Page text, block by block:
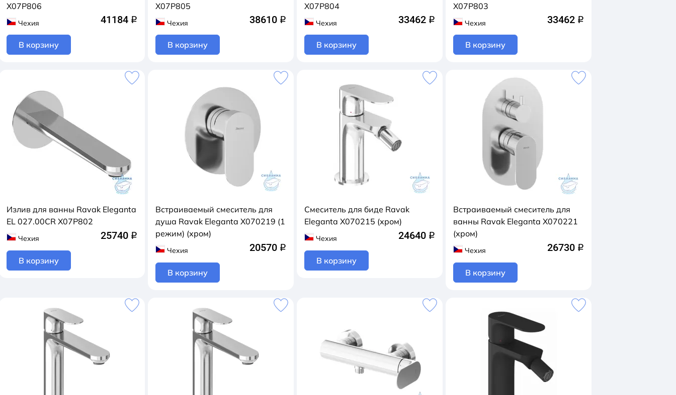
X07P806
Чехия 41184 q
В корзину
X07P805
Чехия 38610 q
В корзину
X07P804
Чехия 33462 q
В корзину
X07P803
Чехия 33462 q
В корзину
Излив для ванны Ravak Eleganta
EL 027.00CR X07P802
Чехия 25740 q
В корзину
Встраиваемый смеситель для
душа Ravak Eleganta X070219 (1
режим) (хром)
Чехия 20570 q
В корзину
Смеситель для биде Ravak
Eleganta X070215 (хром)
Чехия 24640 q
В корзину
Встраиваемый смеситель для
ванны Ravak Eleganta X070221
(хром)
Чехия 26730 q
В корзину